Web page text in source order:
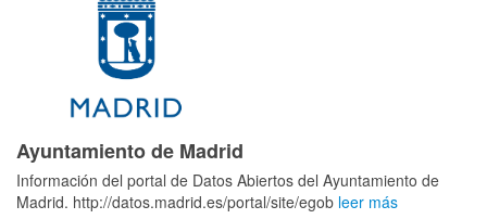
Ayuntamiento de Madrid
Información del portal de Datos Abiertos del Ayuntamiento de
Madrid. http://datos.madrid.es/portal/site/egob leer más